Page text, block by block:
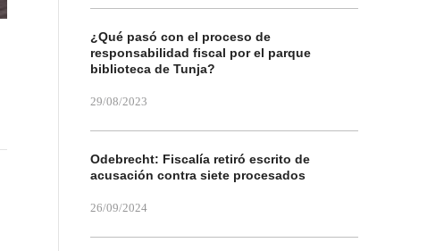
¿Qué pasó con el proceso de
responsabilidad fiscal por el parque
biblioteca de Tunja?
29/08/2023
Odebrecht: Fiscalía retiró escrito de
acusación contra siete procesados
26/09/2024